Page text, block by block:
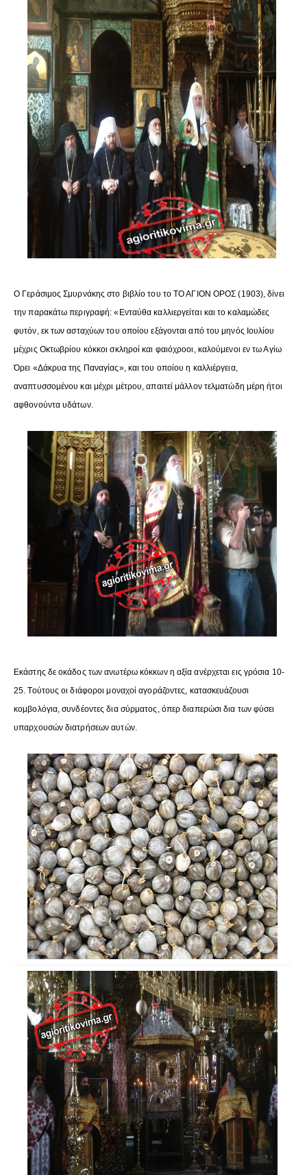
Ο Γεράσιμος Σμυρνάκης στο βιβλίο του το ΤΟ ΑΓΙΟΝ ΟΡΟΣ (1903), δίνει
την παρακάτω περιγραφή: «Ενταύθα καλλιεργείται και το καλαμώδες
φυτόν, εκ των ασταχύων του οποίου εξάγονται από του μηνός Ιουλίου
μέχρις Οκτωβρίου κόκκοι σκληροί και φαιόχροοι, καλούμενοι εν τω Αγίω
Όρει «Δάκρυα της Παναγίας», και του οποίου η καλλιέργεια,
αναπτυσσομένου και μέχρι μέτρου, απαιτεί μάλλον τελματώδη μέρη ήτοι
αφθονούντα υδάτων.
Εκάστης δε οκάδος των ανωτέρω κόκκων η αξία ανέρχεται εις γρόσια 10-
25. Τούτους οι διάφοροι μοναχοί αγοράζοντες, κατασκευάζουσι
κομβολόγια, συνδέοντες δια σύρματος, όπερ διαπερώσι δια των φύσει
υπαρχουσών διατρήσεων αυτών.